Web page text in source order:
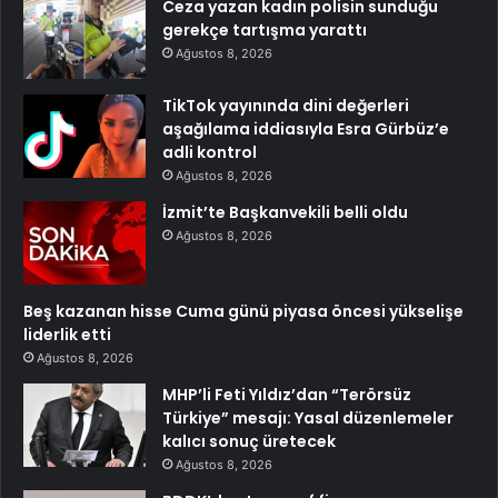
Ceza yazan kadın polisin sunduğu
gerekçe tartışma yarattı
Ağustos 8, 2026
TikTok yayınında dini değerleri
aşağılama iddiasıyla Esra Gürbüz’e
adli kontrol
Ağustos 8, 2026
İzmit’te Başkanvekili belli oldu
Ağustos 8, 2026
Beş kazanan hisse Cuma günü piyasa öncesi yükselişe
liderlik etti
Ağustos 8, 2026
MHP’li Feti Yıldız’dan “Terörsüz
Türkiye” mesajı: Yasal düzenlemeler
kalıcı sonuç üretecek
Ağustos 8, 2026